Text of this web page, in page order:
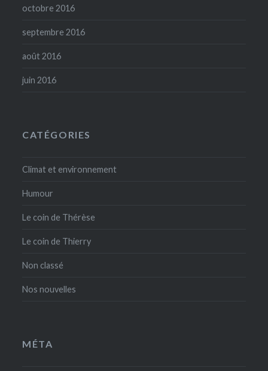
octobre 2016
septembre 2016
août 2016
juin 2016
CATÉGORIES
Climat et environnement
Humour
Le coin de Thérèse
Le coin de Thierry
Non classé
Nos nouvelles
MÉTA